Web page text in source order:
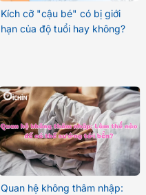
Kích cỡ "cậu bé" có bị giới
hạn của độ tuổi hay không?
Quan hệ không thâm nhập: